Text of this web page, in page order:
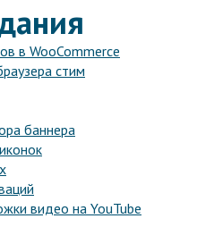
в WooCommerce
стим
баннера
видео на YouTube